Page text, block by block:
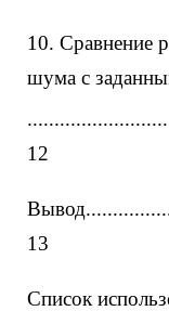
10. Сравнение
шума с
12
13
Список